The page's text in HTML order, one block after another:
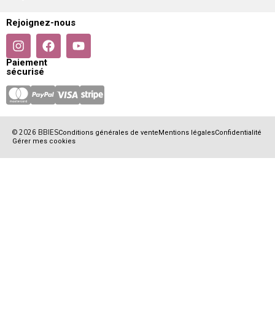
Rejoignez-nous
Paiement
sécurisé
© 2026 BBIESConditions générales de venteMentions légalesConfidentialité
Gérer mes cookies